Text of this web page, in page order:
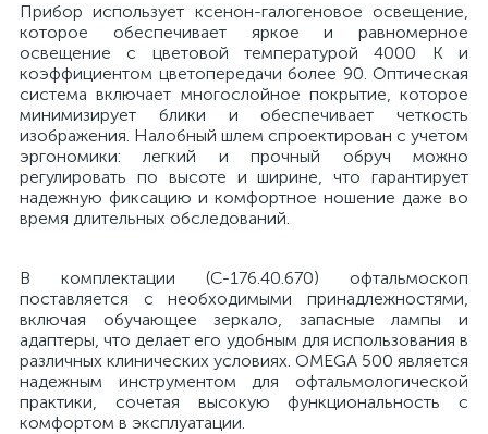
Прибор использует ксенон-галогеновое освещение,
которое обеспечивает яркое и равномерное
освещение с цветовой температурой 4000 К и
коэффициентом цветопередачи более 90. Оптическая
система включает многослойное покрытие, которое
минимизирует блики и обеспечивает четкость
изображения. Налобный шлем спроектирован с учетом
эргономики: легкий и прочный обруч можно
регулировать по высоте и ширине, что гарантирует
надежную фиксацию и комфортное ношение даже во
время длительных обследований.
В комплектации (С-176.40.670) офтальмоскоп
поставляется с необходимыми принадлежностями,
включая обучающее зеркало, запасные лампы и
адаптеры, что делает его удобным для использования в
различных клинических условиях. OMEGA 500 является
надежным инструментом для офтальмологической
практики, сочетая высокую функциональность с
комфортом в эксплуатации.